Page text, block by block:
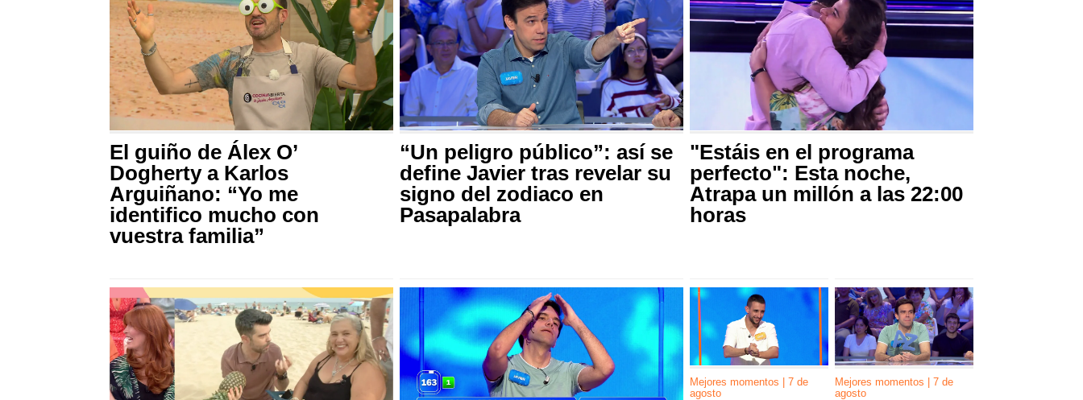
El guiño de Álex O’
Dogherty a Karlos
Arguiñano: “Yo me
identifico mucho con
vuestra familia”
“Un peligro público”: así se
define Javier tras revelar su
signo del zodiaco en
Pasapalabra
"Estáis en el programa
perfecto": Esta noche,
Atrapa un millón a las 22:00
horas
Mejores momentos | 7 de
agosto
Mejores momentos | 7 de
agosto